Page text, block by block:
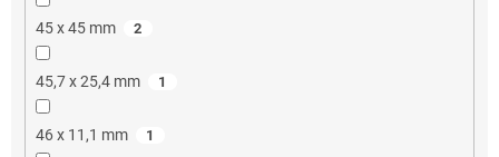
45 x 45 mm 2
45,7 x 25,4 mm 1
46 x 11,1 mm 1